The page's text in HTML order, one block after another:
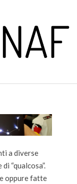
a diverse
“qualcosa”.
oppure fatte